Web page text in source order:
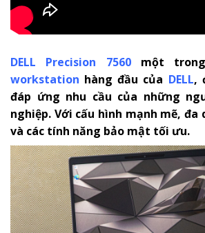
DELL Precision 7560 một
workstation hàng đầu của DELL,
đáp ứng nhu cầu của những
nghiệp. Với cấu hình mạnh mẽ, đa
và các tính năng bảo mật tối ưu.